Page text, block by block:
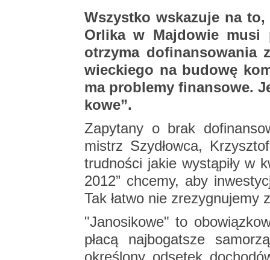
Wszyst­ko wska­zu­je na
Or­li­ka w Maj­do­wie musi
otrzy­ma do­fi­nan­so­wa­nia
wiec­kie­go na bu­do­wę
ma pro­ble­my fi­nan­so­we.
ko­we”.
Za­py­ta­ny o brak
mistrz Szy­dłow­ca,
trud­no­ści jakie wy­stą­pi­ły w
2012” chce­my, aby
Tak łatwo nie zre­zy­gnu­je­my
"Ja­no­si­ko­we" to
płacą naj­bo­gat­sze
okre­ślo­ny od­se­tek